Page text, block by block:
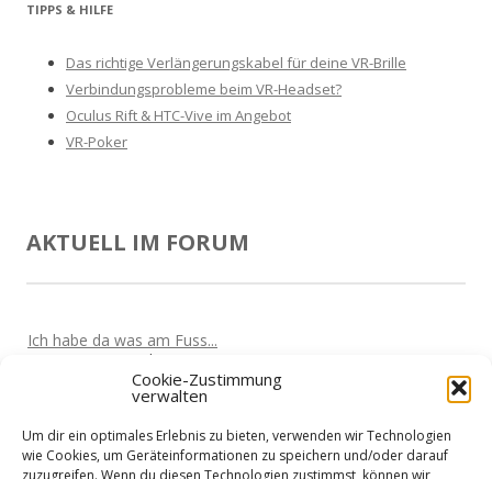
Cookie-Zustimmung
verwalten
Um dir ein optimales Erlebnis zu bieten, verwenden wir Technologien
wie Cookies, um Geräteinformationen zu speichern und/oder darauf
zuzugreifen. Wenn du diesen Technologien zustimmst, können wir
TIPPS & HILFE
Das richtige Verlängerungskabel für deine VR-Brille
Verbindungsprobleme beim VR-Headset?
Oculus Rift & HTC-Vive im Angebot
VR-Poker
AKTUELL IM FORUM
Ich habe da was am Fuss...
Vor 5 Jahren
Oculus Quest wird den Markt überrollen
Kabellose VR-Gaming mit einem Clould-Gaming Dienst?
VonNikVor 5 Jahren